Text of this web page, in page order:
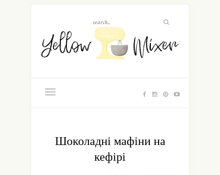
Шоколадні мафіни на
кефірі